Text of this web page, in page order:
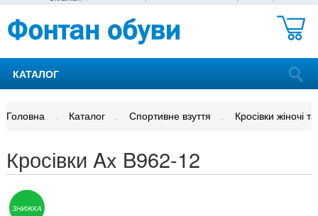
КАТАЛОГ
Головна Каталог Спортивне взуття Кросівки жіночі та
Кросівки Ax B962-12
ЗНИЖКА